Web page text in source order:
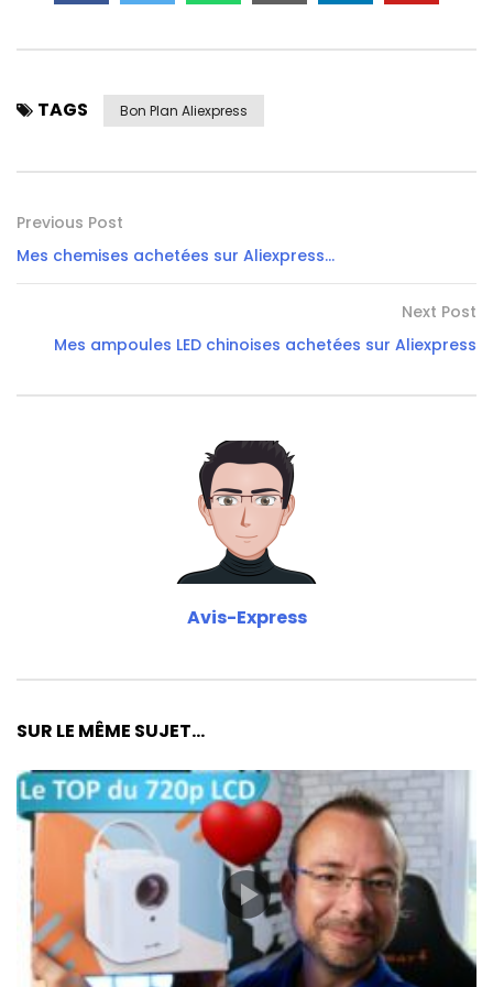
TAGS Bon Plan Aliexpress
Previous Post
Mes chemises achetées sur Aliexpress…
Next Post
Mes ampoules LED chinoises achetées sur Aliexpress
Avis-Express
SUR LE MÊME SUJET...